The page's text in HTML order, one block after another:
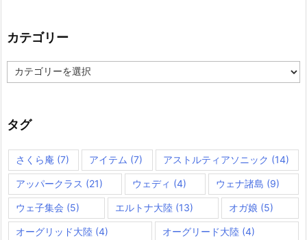
カテゴリー
テ
ー
タグ
さくら庵 (7) アイテム (7) アストルティアソニック (14)
アッパークラス (21) ウェディ (4) ウェナ諸島 (9)
ウェ子集会 (5) エルトナ大陸 (13) オガ娘 (5)
オーグリッド大陸 (4) オーグリード大陸 (4)